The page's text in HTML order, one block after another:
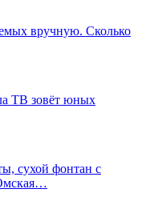
вручную. Сколько
ТВ зовёт юных
сухой фонтан с